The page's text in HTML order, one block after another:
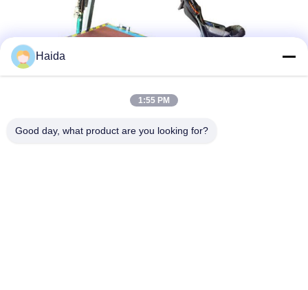
Haida
1:55 PM
Good day, what product are you looking for?